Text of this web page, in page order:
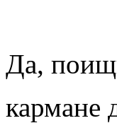
Да,
кармане